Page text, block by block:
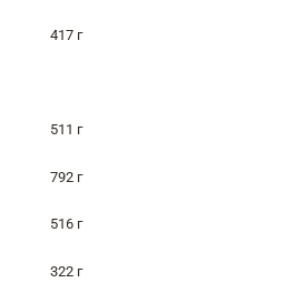
417 г
511 г
792 г
516 г
322 г